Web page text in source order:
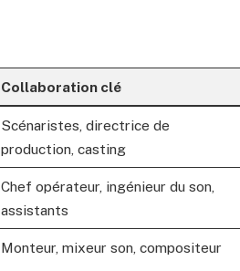
Collaboration clé
Scénaristes, directrice de
production, casting
Chef opérateur, ingénieur du son,
assistants
Monteur, mixeur son, compositeur